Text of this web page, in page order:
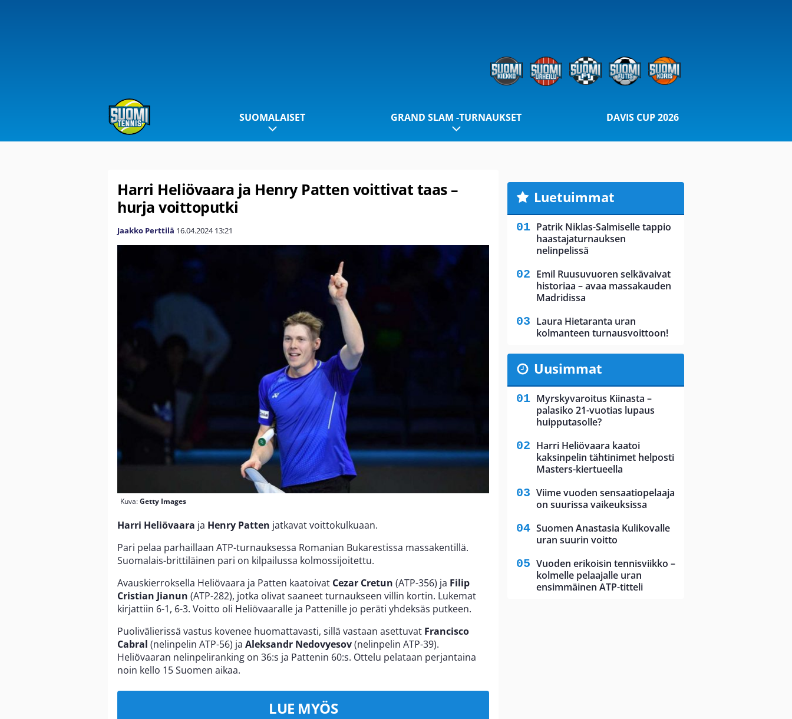
SUOMALAISET GRAND SLAM -TURNAUKSET DAVIS CUP 2026
Harri Heliövaara ja Henry Patten voittivat taas –
hurja voittoputki
Jaakko Perttilä 16.04.2024 13:21
Kuva:Getty Images
Harri Heliövaara ja Henry Patten jatkavat voittokulkuaan.
Pari pelaa parhaillaan ATP-turnauksessa Romanian Bukarestissa massakentillä.
Suomalais-brittiläinen pari on kilpailussa kolmossijoitettu.
Avauskierroksella Heliövaara ja Patten kaatoivat Cezar Cretun (ATP-356) ja Filip
Cristian Jianun (ATP-282), jotka olivat saaneet turnaukseen villin kortin. Lukemat
kirjattiin 6-1, 6-3. Voitto oli Heliövaaralle ja Pattenille jo peräti yhdeksäs putkeen.
Puolivälierissä vastus kovenee huomattavasti, sillä vastaan asettuvat Francisco
Cabral (nelinpelin ATP-56) ja Aleksandr Nedovyesov(nelinpelin ATP-39).
Heliövaaran nelinpeliranking on 36:s ja Pattenin 60:s. Ottelu pelataan perjantaina
noin kello 15 Suomen aikaa.
LUE MYÖS
Luetuimmat
Patrik Niklas-Salmiselle tappio
haastajaturnauksen
nelinpelissä
Emil Ruusuvuoren selkävaivat
historiaa – avaa massakauden
Madridissa
Laura Hietaranta uran
kolmanteen turnausvoittoon!
Uusimmat
Myrskyvaroitus Kiinasta –
palasiko 21-vuotias lupaus
huipputasolle?
Harri Heliövaara kaatoi
kaksinpelin tähtinimet helposti
Masters-kiertueella
Viime vuoden sensaatiopelaaja
on suurissa vaikeuksissa
Suomen Anastasia Kulikovalle
uran suurin voitto
Vuoden erikoisin tennisviikko –
kolmelle pelaajalle uran
ensimmäinen ATP-titteli